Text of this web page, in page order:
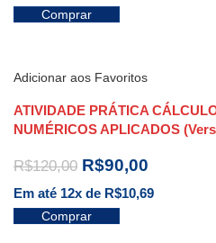
Comprar
Adicionar aos Favoritos
ATIVIDADE PRÁTICA
NUMÉRICOS APLICADOS
R$120,00 R$90,00
Em até 12x de R$10,69
Comprar